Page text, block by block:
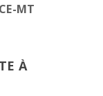
MT
À